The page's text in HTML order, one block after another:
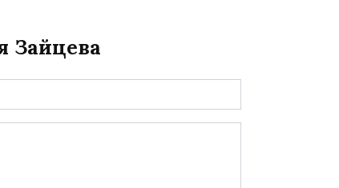
Зайцева